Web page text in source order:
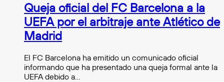
Queja oficial del FC Barcelona a la
UEFA por el arbitraje ante Atlético de
Madrid
El FC Barcelona ha emitido un comunicado oficial
informando que ha presentado una queja formal ante la
UEFA debido a…